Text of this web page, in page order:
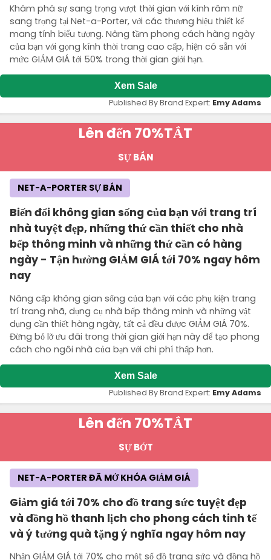
Khám phá sự sang trọng vượt thời gian với kính râm nữ
sang trọng tại Net-a-Porter, với các thương hiệu thiết kế
mang tính biểu tượng. Nâng tầm phong cách hàng ngày
của bạn với gọng kính thời trang cao cấp, hiện có sẵn với
mức GIẢM GIÁ tới 50% trong thời gian giới hạn.
Xem Sale
Published By Brand Expert: Emy Adams
Lên đến 70%TẮT
SỰ BÁN
Biến đổi không gian sống của bạn với trang trí
nhà tuyệt đẹp, những thứ cần thiết cho nhà
bếp thông minh và những thứ cần có hàng
ngày - Tận hưởng GIẢM GIÁ tới 70% ngay hôm
nay
Nâng cấp không gian sống của bạn với các phụ kiện trang
trí trang nhã, dụng cụ nhà bếp thông minh và những vật
dụng cần thiết hàng ngày, tất cả đều được GIẢM GIÁ 70%.
Đừng bỏ lỡ ưu đãi trong thời gian giới hạn này để tạo phong
cách cho ngôi nhà của bạn với chi phí thấp hơn.
NET-A-PORTER SỰ BÁN
Xem Sale
Published By Brand Expert: Emy Adams
Lên đến 70%TẮT
SỰ BỚT
Giảm giá tới 70% cho đồ trang sức tuyệt đẹp
và đồng hồ thanh lịch cho phong cách tinh tế
và ý tưởng quà tặng ý nghĩa ngay hôm nay
Nhận GIẢM GIÁ tới 70% cho một số đồ trang sức và đồng hồ
NET-A-PORTER ĐÃ MỞ KHÓA GIẢM GIÁ